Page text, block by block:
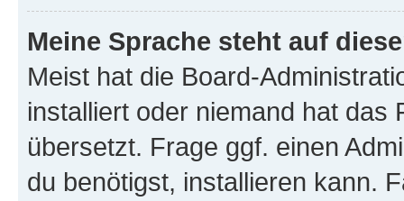
Meine Sprache steht auf
Meist hat die Board-
installiert oder niemand hat das
übersetzt. Frage ggf. einen
du benötigst, installieren kann.